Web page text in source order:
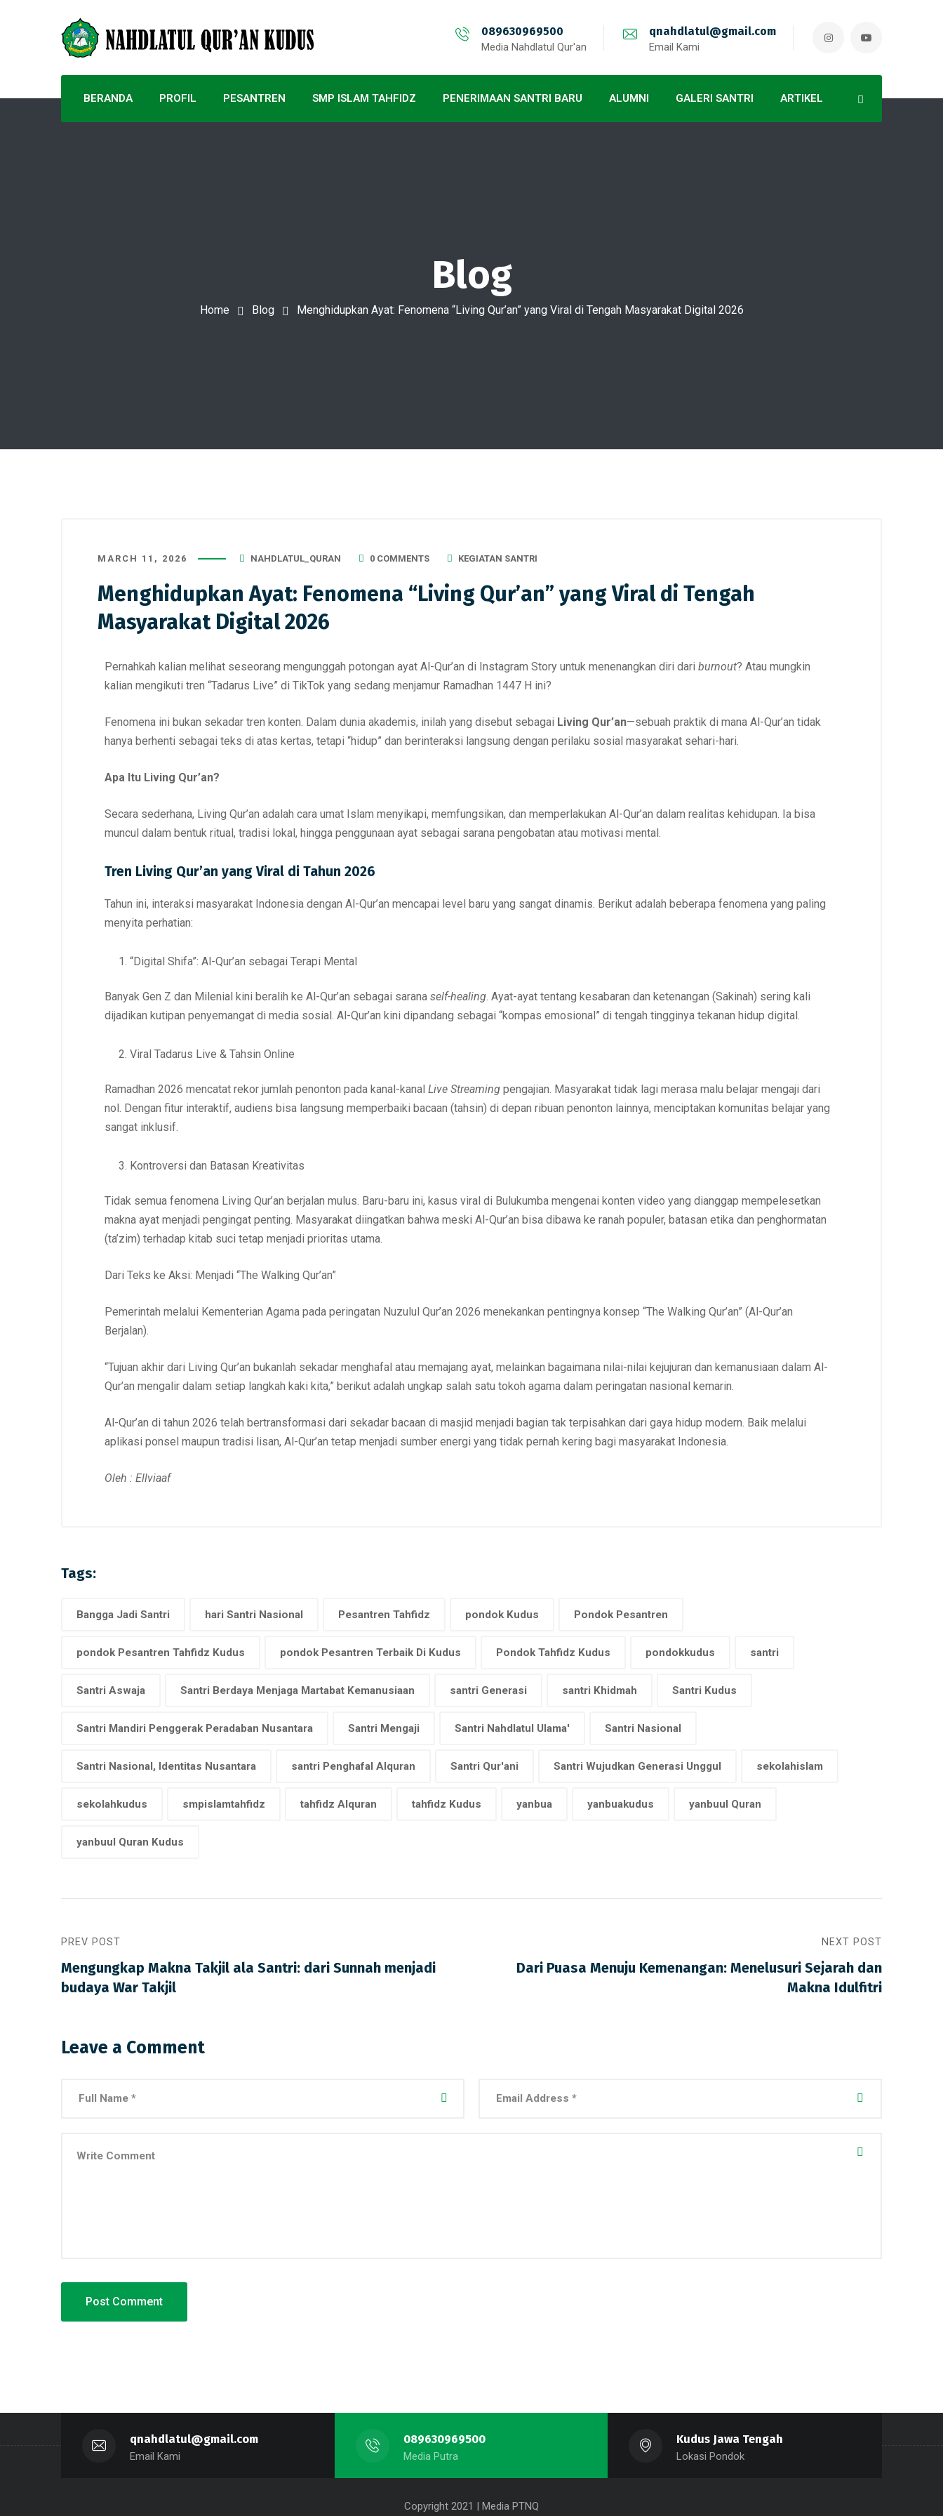
089630969500
Media Nahdlatul Qur'an
qnahdlatul@gmail.com
Email Kami
BERANDA PROFIL PESANTREN SMP ISLAM TAHFIDZ PENERIMAAN SANTRI BARU ALUMNI GALERI SANTRI ARTIKEL
Blog
Home Blog Menghidupkan Ayat: Fenomena “Living Qur’an” yang Viral di Tengah Masyarakat Digital 2026
MARCH 11, 2026 NAHDLATUL_QURAN 0 COMMENTS KEGIATAN SANTRI
Menghidupkan Ayat: Fenomena “Living Qur’an” yang Viral di Tengah
Masyarakat Digital 2026
Pernahkah kalian melihat seseorang mengunggah potongan ayat Al-Qur’an di Instagram Story untuk menenangkan diri dari burnout? Atau mungkin
kalian mengikuti tren “Tadarus Live” di TikTok yang sedang menjamur Ramadhan 1447 H ini?
Fenomena ini bukan sekadar tren konten. Dalam dunia akademis, inilah yang disebut sebagai Living Qur’an—sebuah praktik di mana Al-Qur’an tidak
hanya berhenti sebagai teks di atas kertas, tetapi “hidup” dan berinteraksi langsung dengan perilaku sosial masyarakat sehari-hari.
Apa Itu Living Qur’an?
Secara sederhana, Living Qur’an adalah cara umat Islam menyikapi, memfungsikan, dan memperlakukan Al-Qur’an dalam realitas kehidupan. Ia bisa
muncul dalam bentuk ritual, tradisi lokal, hingga penggunaan ayat sebagai sarana pengobatan atau motivasi mental.
Tren Living Qur’an yang Viral di Tahun 2026
Tahun ini, interaksi masyarakat Indonesia dengan Al-Qur’an mencapai level baru yang sangat dinamis. Berikut adalah beberapa fenomena yang paling
menyita perhatian:
“Digital Shifa”: Al-Qur’an sebagai Terapi Mental
Banyak Gen Z dan Milenial kini beralih ke Al-Qur’an sebagai sarana self-healing . Ayat-ayat tentang kesabaran dan ketenangan (Sakinah) sering kali
dijadikan kutipan penyemangat di media sosial. Al-Qur’an kini dipandang sebagai “kompas emosional” di tengah tingginya tekanan hidup digital.
Viral Tadarus Live & Tahsin Online
Ramadhan 2026 mencatat rekor jumlah penonton pada kanal-kanal Live Streaming pengajian. Masyarakat tidak lagi merasa malu belajar mengaji dari
nol. Dengan fitur interaktif, audiens bisa langsung memperbaiki bacaan (tahsin) di depan ribuan penonton lainnya, menciptakan komunitas belajar yang
sangat inklusif.
Kontroversi dan Batasan Kreativitas
Tidak semua fenomena Living Qur’an berjalan mulus. Baru-baru ini, kasus viral di Bulukumba mengenai konten video yang dianggap mempelesetkan
makna ayat menjadi pengingat penting. Masyarakat diingatkan bahwa meski Al-Qur’an bisa dibawa ke ranah populer, batasan etika dan penghormatan
(ta’zim) terhadap kitab suci tetap menjadi prioritas utama.
Dari Teks ke Aksi: Menjadi “The Walking Qur’an”
Pemerintah melalui Kementerian Agama pada peringatan Nuzulul Qur’an 2026 menekankan pentingnya konsep “The Walking Qur’an” (Al-Qur’an
Berjalan).
“Tujuan akhir dari Living Qur’an bukanlah sekadar menghafal atau memajang ayat, melainkan bagaimana nilai-nilai kejujuran dan kemanusiaan dalam Al-
Qur’an mengalir dalam setiap langkah kaki kita,” berikut adalah ungkap salah satu tokoh agama dalam peringatan nasional kemarin.
Al-Qur’an di tahun 2026 telah bertransformasi dari sekadar bacaan di masjid menjadi bagian tak terpisahkan dari gaya hidup modern. Baik melalui
aplikasi ponsel maupun tradisi lisan, Al-Qur’an tetap menjadi sumber energi yang tidak pernah kering bagi masyarakat Indonesia.
Oleh : Ellviaaf
Tags:
Bangga Jadi Santri hari Santri Nasional Pesantren Tahfidz pondok Kudus Pondok Pesantren
pondok Pesantren Tahfidz Kudus pondok Pesantren Terbaik Di Kudus Pondok Tahfidz Kudus pondokkudus santri
Santri Aswaja Santri Berdaya Menjaga Martabat Kemanusiaan santri Generasi santri Khidmah Santri Kudus
Santri Mandiri Penggerak Peradaban Nusantara Santri Mengaji Santri Nahdlatul Ulama' Santri Nasional
Santri Nasional, Identitas Nusantara santri Penghafal Alquran Santri Qur'ani Santri Wujudkan Generasi Unggul sekolahislam
sekolahkudus smpislamtahfidz tahfidz Alquran tahfidz Kudus yanbua yanbuakudus yanbuul Quran
yanbuul Quran Kudus
PREV POST
Mengungkap Makna Takjil ala Santri: dari Sunnah menjadi
budaya War Takjil
NEXT POST
Dari Puasa Menuju Kemenangan: Menelusuri Sejarah dan
Makna Idulfitri
Leave a Comment
qnahdlatul@gmail.com
Email Kami
089630969500
Media Putra
Kudus Jawa Tengah
Lokasi Pondok
Copyright 2021 | Media PTNQ